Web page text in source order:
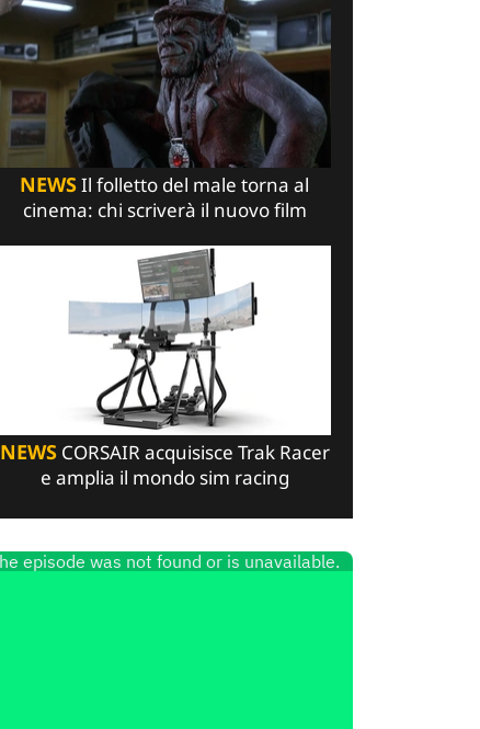
NEWSIl folletto del male torna al
cinema: chi scriverà il nuovo film
NEWSCORSAIR acquisisce Trak Racer
e amplia il mondo sim racing